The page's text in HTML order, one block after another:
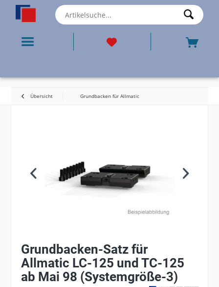
Übersicht Grundbacken für Allmatic
Grundbacken-Satz für
Allmatic LC-125 und TC-125
ab Mai 98 (Systemgröße-3)